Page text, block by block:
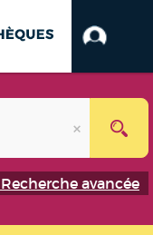
Recherche avancée